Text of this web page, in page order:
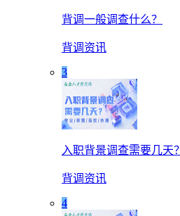
背调一般调查什么？
背调资讯
3
入职背景调查需要几天？
背调资讯
4